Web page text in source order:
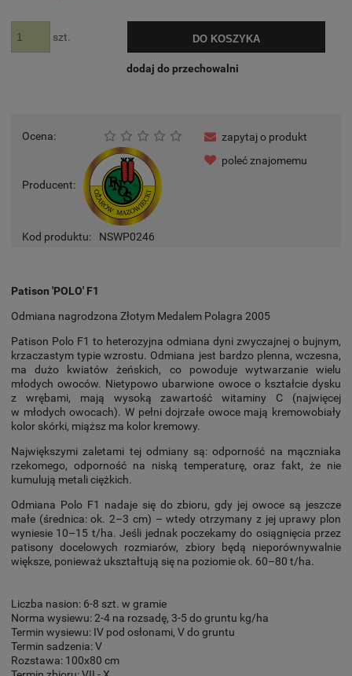
szt. DO KOSZYKA
dodaj do przechowalni
Ocena:
Producent:
Kod produktu: NSWP0246
zapytaj o produkt
poleć znajomemu
Patison 'POLO' F1
Odmiana nagrodzona Złotym Medalem Polagra 2005
Patison Polo F1 to heterozyjna odmiana dyni zwyczajnej o bujnym,
krzaczastym typie wzrostu. Odmiana jest bardzo plenna, wczesna,
ma dużo kwiatów żeńskich, co powoduje wytwarzanie wielu
młodych owoców. Nietypowo ubarwione owoce o kształcie dysku
z wrębami, mają wysoką zawartość witaminy C (najwięcej
w młodych owocach). W pełni dojrzałe owoce mają kremowobiały
kolor skórki, miąższ ma kolor kremowy.
Największymi zaletami tej odmiany są: odporność na mączniaka
rzekomego, odporność na niską temperaturę, oraz fakt, że nie
kumulują metali ciężkich.
Odmiana Polo F1 nadaje się do zbioru, gdy jej owoce są jeszcze
małe (średnica: ok. 2–3 cm) – wtedy otrzymany z jej uprawy plon
wyniesie 10–15 t/ha. Jeśli jednak poczekamy do osiągnięcia przez
patisony docelowych rozmiarów, zbiory będą nieporównywalnie
większe, ponieważ ukształtują się na poziomie ok. 60–80 t/ha.
Liczba nasion: 6-8 szt. w gramie
Norma wysiewu: 2-4 na rozsadę, 3-5 do gruntu kg/ha
Termin wysiewu: IV pod osłonami, V do gruntu
Termin sadzenia: V
Rozstawa: 100x80 cm